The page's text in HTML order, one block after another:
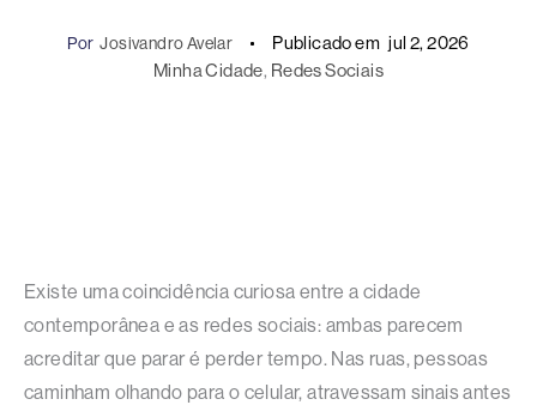
Por Josivandro Avelar Publicado em jul 2, 2026
Minha Cidade, Redes Sociais
Existe uma coincidência curiosa entre a cidade
contemporânea e as redes sociais: ambas parecem
acreditar que parar é perder tempo. Nas ruas, pessoas
caminham olhando para o celular, atravessam sinais antes